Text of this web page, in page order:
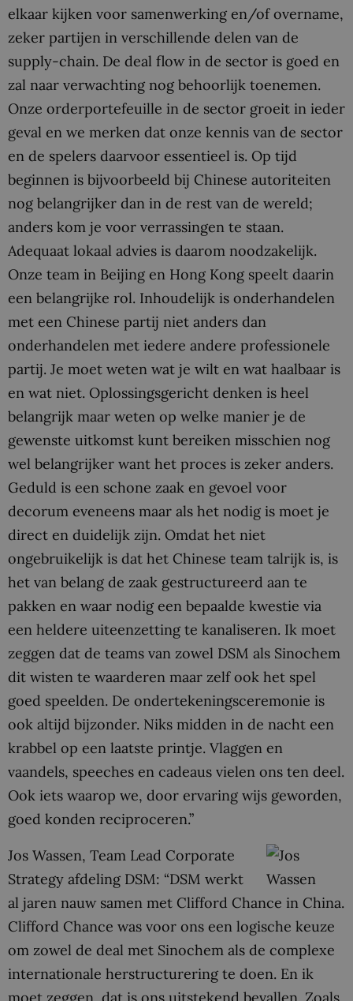
elkaar kijken voor samenwerking en/of overname,
zeker partijen in verschillende delen van de
supply-chain. De deal flow in de sector is goed en
zal naar verwachting nog behoorlijk toenemen.
Onze orderportefeuille in de sector groeit in ieder
geval en we merken dat onze kennis van de sector
en de spelers daarvoor essentieel is. Op tijd
beginnen is bijvoorbeeld bij Chinese autoriteiten
nog belangrijker dan in de rest van de wereld;
anders kom je voor verrassingen te staan.
Adequaat lokaal advies is daarom noodzakelijk.
Onze team in Beijing en Hong Kong speelt daarin
een belangrijke rol. Inhoudelijk is onderhandelen
met een Chinese partij niet anders dan
onderhandelen met iedere andere professionele
partij. Je moet weten wat je wilt en wat haalbaar is
en wat niet. Oplossingsgericht denken is heel
belangrijk maar weten op welke manier je de
gewenste uitkomst kunt bereiken misschien nog
wel belangrijker want het proces is zeker anders.
Geduld is een schone zaak en gevoel voor
decorum eveneens maar als het nodig is moet je
direct en duidelijk zijn. Omdat het niet
ongebruikelijk is dat het Chinese team talrijk is, is
het van belang de zaak gestructureerd aan te
pakken en waar nodig een bepaalde kwestie via
een heldere uiteenzetting te kanaliseren. Ik moet
zeggen dat de teams van zowel DSM als Sinochem
dit wisten te waarderen maar zelf ook het spel
goed speelden. De ondertekeningsceremonie is
ook altijd bijzonder. Niks midden in de nacht een
krabbel op een laatste printje. Vlaggen en
vaandels, speeches en cadeaus vielen ons ten deel.
Ook iets waarop we, door ervaring wijs geworden,
goed konden reciproceren.”
Jos Wassen, Team Lead Corporate
Strategy afdeling DSM: “DSM werkt
al jaren nauw samen met Clifford Chance in China.
Clifford Chance was voor ons een logische keuze
om zowel de deal met Sinochem als de complexe
internationale herstructurering te doen. En ik
moet zeggen, dat is ons uitstekend bevallen. Zoals